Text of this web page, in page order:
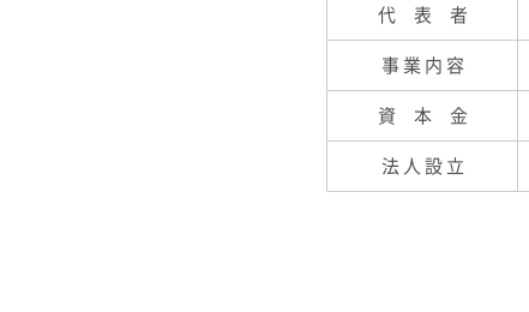
代 表 者
事 業 内 容
資 本 金
法 人 設 立